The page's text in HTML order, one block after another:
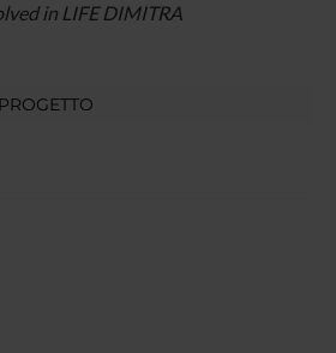
in LIFE DIMITRA